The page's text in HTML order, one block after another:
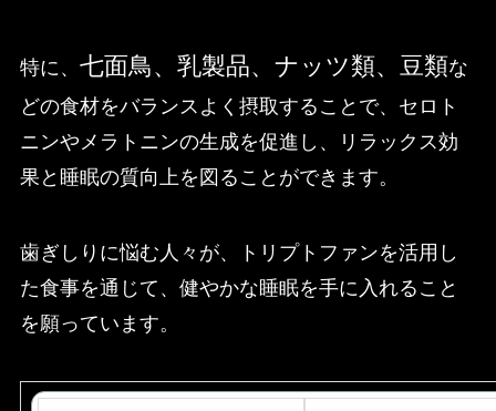
特に、 七面鳥、乳製品、ナッツ類、豆類な
どの食材をバランスよく摂取することで、セロト
ニンやメラトニンの生成を促進し、リラックス効
果と睡眠の質向上を図ることができます。
歯ぎしりに悩む人々が、トリプトファンを活用し
た食事を通じて、健やかな睡眠を手に入れること
を願っています。